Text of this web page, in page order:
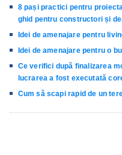
8 pași practici pentru
ghid pentru constructori și
Idei de amenajare pentru
Idei de amenajare pentru o
Ce verifici după finalizarea
lucrarea a fost executată
Cum să scapi rapid de un